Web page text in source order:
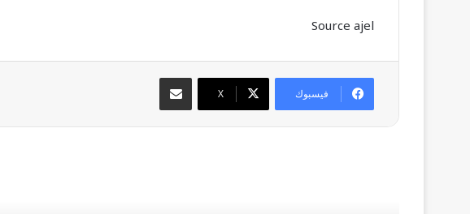
Source ajel
فيسبوك ‫X
مشاركة عبر البريد